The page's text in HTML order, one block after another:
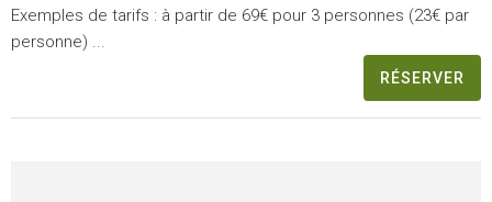
Exemples de tarifs : à partir de 69€ pour 3 personnes (23€ par
personne) ...
RÉSERVER